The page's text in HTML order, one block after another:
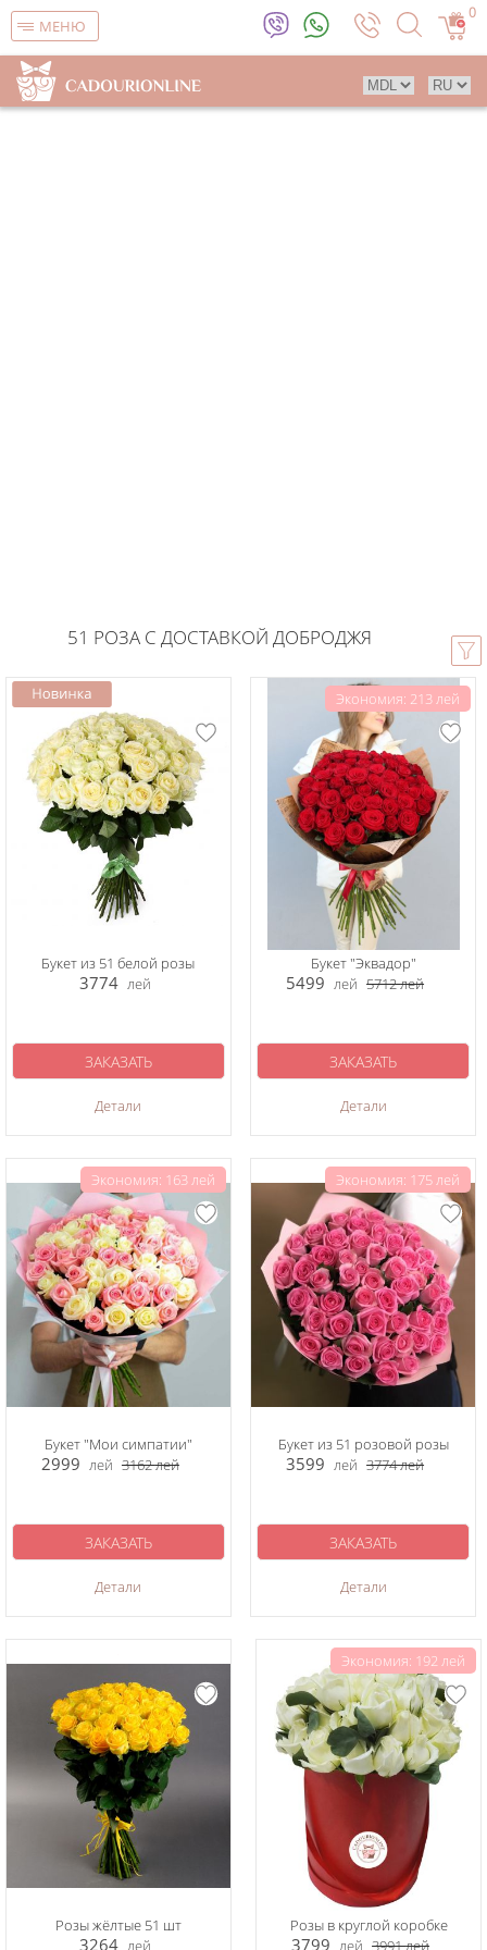
МЕНЮ
0
51 РОЗА С ДОСТАВКОЙ ДОБРОДЖЯ
Букет из 51 белой розы
3774 лей
Детали
ЗАКАЗАТЬ
Экономия: 213 лей
Букет "Эквадор"
5499 лей 5712лей
Детали
ЗАКАЗАТЬ
Экономия: 163 лей
Букет "Мои симпатии"
2999 лей 3162лей
Детали
ЗАКАЗАТЬ
Экономия: 175 лей
Букет из 51 розовой розы
3599 лей 3774лей
Детали
ЗАКАЗАТЬ
Розы жёлтые 51 шт
3264 лей
Экономия: 192 лей
Розы в круглой коробке
3799 лей 3991лей